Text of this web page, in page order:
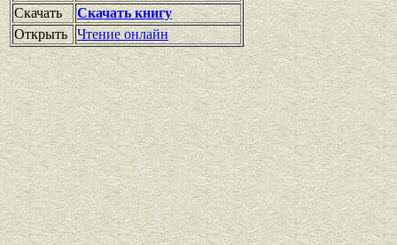
Скачать
Скачать книгу
Открыть
Чтение онлайн